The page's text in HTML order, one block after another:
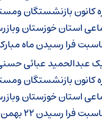
کانون بازنشستگان
استان خوزستان
فرا رسیدن ماه
عبدالحمید عبائی
کانون بازنشستگان
استان خوزستان
رسیدن ۲۲ بهمن ماه